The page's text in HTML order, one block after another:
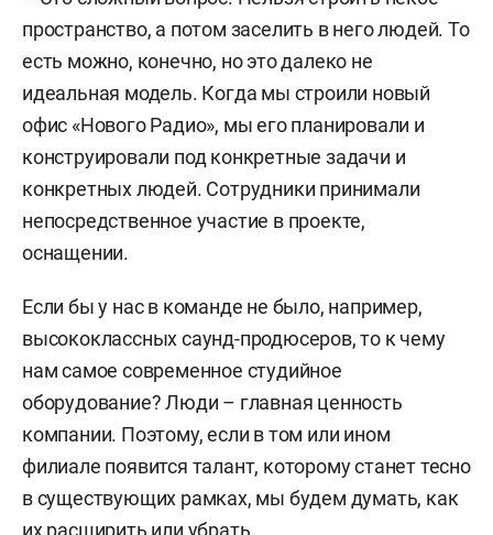
пространство, а потом заселить в него людей. То
есть можно, конечно, но это далеко не
идеальная модель. Когда мы строили новый
офис «Нового Радио», мы его планировали и
конструировали под конкретные задачи и
конкретных людей. Сотрудники принимали
непосредственное участие в проекте,
оснащении.
Если бы у нас в команде не было, например,
высококлассных саунд-продюсеров, то к чему
нам самое современное студийное
оборудование? Люди – главная ценность
компании. Поэтому, если в том или ином
филиале появится талант, которому станет тесно
в существующих рамках, мы будем думать, как
их расширить или убрать.